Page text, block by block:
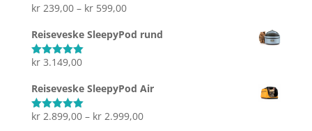
Vurdert5.00
kr239,00 – kr599,00Prisområde:
Reiseveske SleepyPod rund
Vurdert5.00
kr3.149,00
Reiseveske SleepyPod Air
Vurdert5.00
kr2.899,00 – kr2.999,00Prisområde: